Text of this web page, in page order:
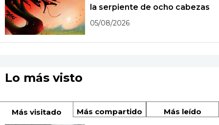
la serpiente de ocho cabezas
05/08/2026
Lo más visto
Más visitado Más compartido Más leído